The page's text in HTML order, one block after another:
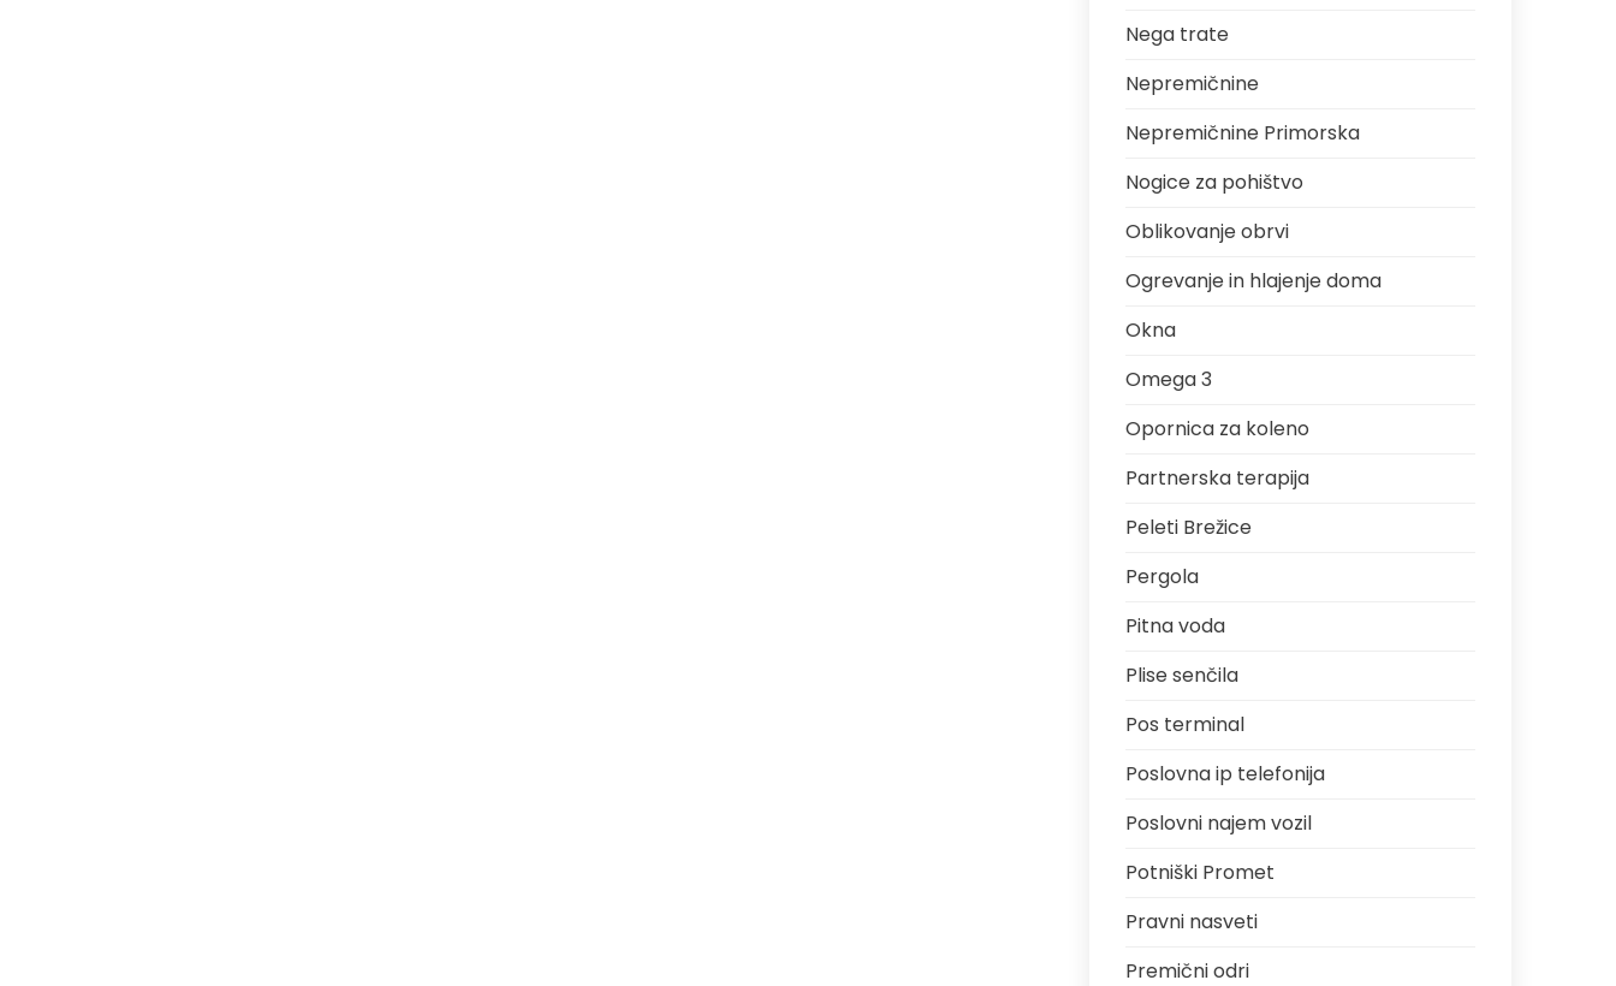
Nega trate
Nepremičnine
Nepremičnine Primorska
Nogice za pohištvo
Oblikovanje obrvi
Ogrevanje in hlajenje doma
Okna
Omega 3
Opornica za koleno
Partnerska terapija
Peleti Brežice
Pergola
Pitna voda
Plise senčila
Pos terminal
Poslovna ip telefonija
Poslovni najem vozil
Potniški Promet
Pravni nasveti
Premični odri